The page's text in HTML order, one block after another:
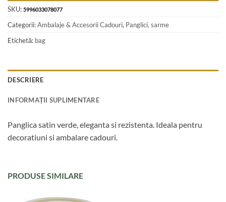
SKU: 5996033078077
Categorii:Ambalaje & Accesorii Cadouri, Panglici, sarme
Etichetă: bag
DESCRIERE
INFORMAȚII SUPLIMENTARE
Panglica satin verde, eleganta si rezistenta. Ideala pentru
decoratiuni si ambalare cadouri.
PRODUSE SIMILARE